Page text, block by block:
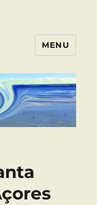
MENU